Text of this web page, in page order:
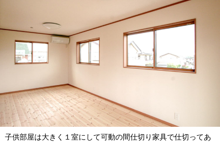
子供部屋は大きく１室にして可動の間仕切り家具で仕切ってあ